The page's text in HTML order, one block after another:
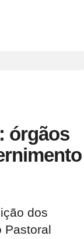
órgãos
dos
Pastoral